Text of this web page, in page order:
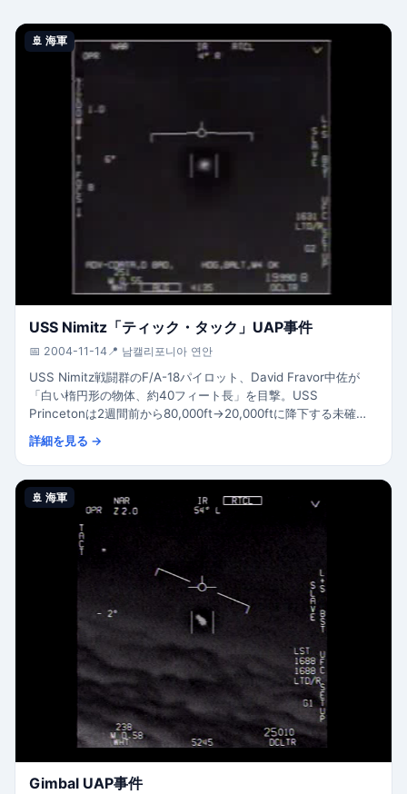
🚢 海軍
USS Nimitz「ティック・タック」UAP事件
📅 2004-11-14📍 남캘리포니아 연안
USS Nimitz戦闘群のF/A-18パイロット、David Fravor中佐が
「白い楕円形の物体、約40フィート長」を目撃。USS
Princetonは2週間前から80,000ft→20,000ftに降下する未確認
物体を追跡していた。Chad Underwood少佐がFLIR赤外線映像
を撮影 —「ティック・タック」の愛称は映像内の物体の形状に由
来。
詳細を見る →
🚢 海軍
Gimbal UAP事件